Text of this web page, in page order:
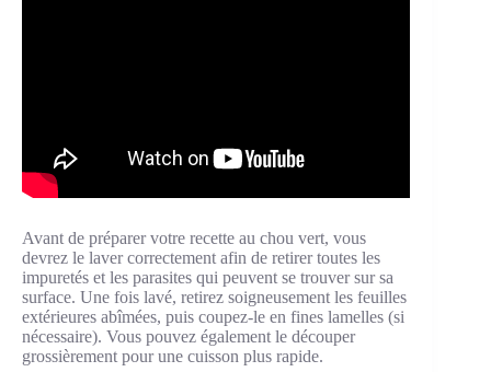
Avant de préparer votre recette au chou vert, vous
devrez le laver correctement afin de retirer toutes les
impuretés et les parasites qui peuvent se trouver sur sa
surface. Une fois lavé, retirez soigneusement les feuilles
extérieures abîmées, puis coupez-le en fines lamelles (si
nécessaire). Vous pouvez également le découper
grossièrement pour une cuisson plus rapide.